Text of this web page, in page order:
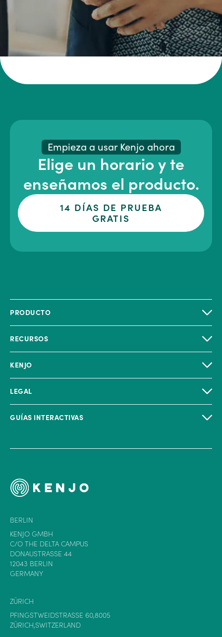
Empieza a usar Kenjo ahora
Elige un horario y te
enseñamos el producto.
14 DÍAS DE PRUEBA
GRATIS
PRODUCTO
RECURSOS
KENJO
LEGAL
GUÍAS INTERACTIVAS
BERLIN
KENJO GMBH
C/O THE DELTA CAMPUS
DONAUSTRASSE 44
12043 BERLIN
GERMANY
ZÜRICH
PFINGSTWEIDSTRASSE 60,8005
ZÜRICH,SWITZERLAND